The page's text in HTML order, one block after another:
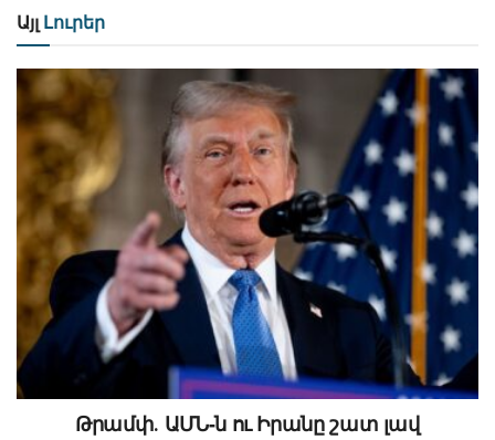
Այլ Լուրեր
Թրամփ․ ԱՄՆ-ն ու Իրանը շատ լավ